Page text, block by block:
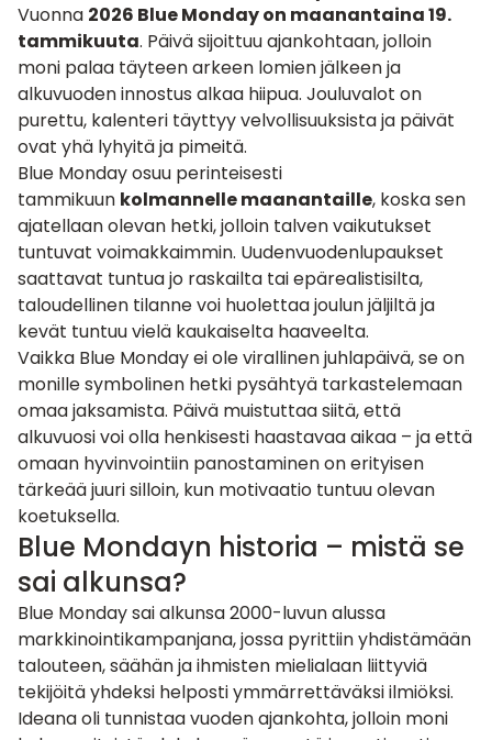
Vuonna 2026 Blue Monday on maanantaina 19.
tammikuuta. Päivä sijoittuu ajankohtaan, jolloin
moni palaa täyteen arkeen lomien jälkeen ja
alkuvuoden innostus alkaa hiipua. Jouluvalot on
purettu, kalenteri täyttyy velvollisuuksista ja päivät
ovat yhä lyhyitä ja pimeitä.
Blue Monday osuu perinteisesti
tammikuun kolmannelle maanantaille, koska sen
ajatellaan olevan hetki, jolloin talven vaikutukset
tuntuvat voimakkaimmin. Uudenvuodenlupaukset
saattavat tuntua jo raskailta tai epärealistisilta,
taloudellinen tilanne voi huolettaa joulun jäljiltä ja
kevät tuntuu vielä kaukaiselta haaveelta.
Vaikka Blue Monday ei ole virallinen juhlapäivä, se on
monille symbolinen hetki pysähtyä tarkastelemaan
omaa jaksamista. Päivä muistuttaa siitä, että
alkuvuosi voi olla henkisesti haastavaa aikaa – ja että
omaan hyvinvointiin panostaminen on erityisen
tärkeää juuri silloin, kun motivaatio tuntuu olevan
koetuksella.
Blue Mondayn historia – mistä se
sai alkunsa?
Blue Monday sai alkunsa 2000-luvun alussa
markkinointikampanjana, jossa pyrittiin yhdistämään
talouteen, säähän ja ihmisten mielialaan liittyviä
tekijöitä yhdeksi helposti ymmärrettäväksi ilmiöksi.
Ideana oli tunnistaa vuoden ajankohta, jolloin moni